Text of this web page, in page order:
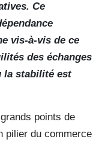
Ce
vis-à-vis de ce
des échanges
la stabilité est
points de
pilier du commerce